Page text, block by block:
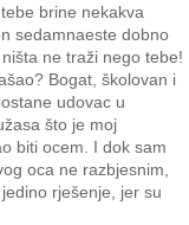
brine nekakva
sedamnaeste dobno
ne traži nego tebe!
Bogat, školovan i
udovac u
što je moj
biti ocem. I dok sam
oca ne razbjesnim,
rješenje, jer su